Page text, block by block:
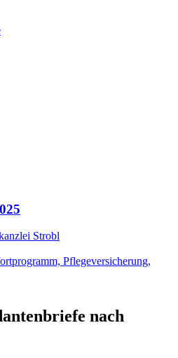
Pflegeversicherung,
nach